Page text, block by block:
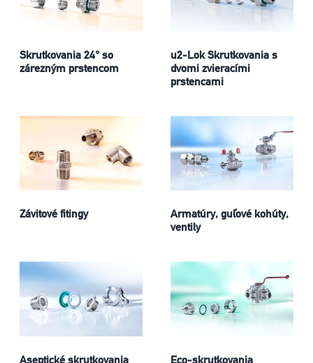
Skrutkovania 24° so
zárezným prstencom
u2-Lok Skrutkovania s
dvomi zvieracími
prstencami
Závitové fitingy
Armatúry, guľové kohúty,
ventily
Aseptické skrutkovania Eco-skrutkovania